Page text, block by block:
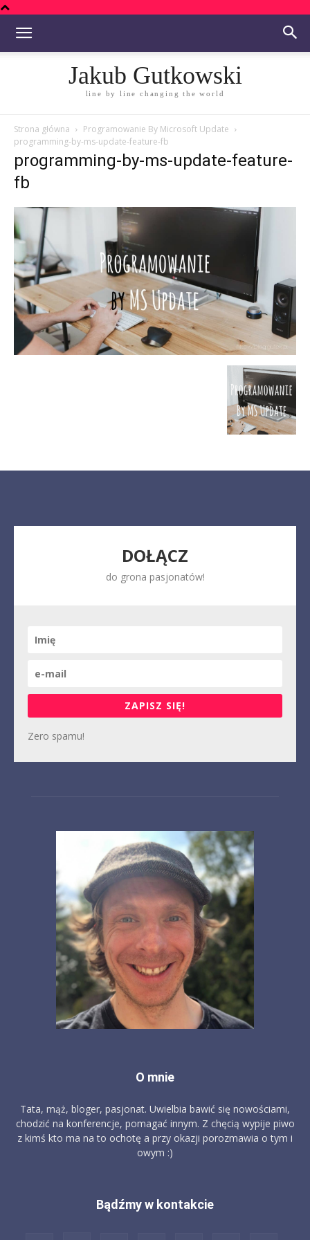
Jakub Gutkowski
line by line changing the world
Strona główna
Programowanie By Microsoft Update
programming-by-ms-update-feature-fb
programming-by-ms-update-feature-
fb
DOŁĄCZ
do grona pasjonatów!
ZAPISZ SIĘ!
Zero spamu!
O mnie
Tata, mąż, bloger, pasjonat. Uwielbia bawić się nowościami,
chodzić na konferencje, pomagać innym. Z chęcią wypije piwo
z kimś kto ma na to ochotę a przy okazji porozmawia o tym i
owym :)
Bądźmy w kontakcie